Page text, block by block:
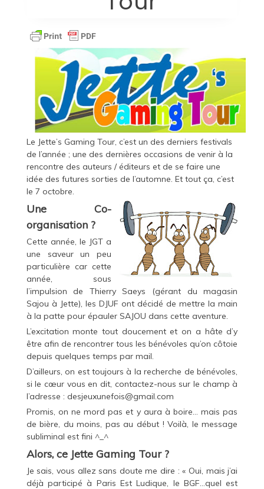
Le Jette’s Gaming Tour, c’est un des derniers festivals
de l’année ; une des dernières occasions de venir à la
rencontre des auteurs / éditeurs et de se faire une
idée des futures sorties de l’automne. Et tout ça, c’est
le 7 octobre.
Une Co-
organisation ?
Cette année, le JGT a
une saveur un peu
particulière car cette
année, sous
l’impulsion de Thierry Saeys (gérant du magasin
Sajou à Jette), les DJUF ont décidé de mettre la main
à la patte pour épauler SAJOU dans cette aventure.
L’excitation monte tout doucement et on a hâte d’y
être afin de rencontrer tous les bénévoles qu’on côtoie
depuis quelques temps par mail.
D’ailleurs, on est toujours à la recherche de bénévoles,
si le cœur vous en dit, contactez-nous sur le champ à
l’adresse : desjeuxunefois@gmail.com
Promis, on ne mord pas et y aura à boire… mais pas
de bière, du moins, pas au début ! Voilà, le message
subliminal est fini ^_^
Alors, ce Jette Gaming Tour ?
Je sais, vous allez sans doute me dire : « Oui, mais j’ai
déjà participé à Paris Est Ludique, le BGF…quel est